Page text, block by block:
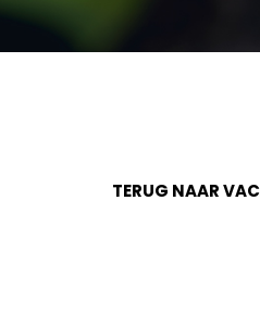
TERUG NAAR